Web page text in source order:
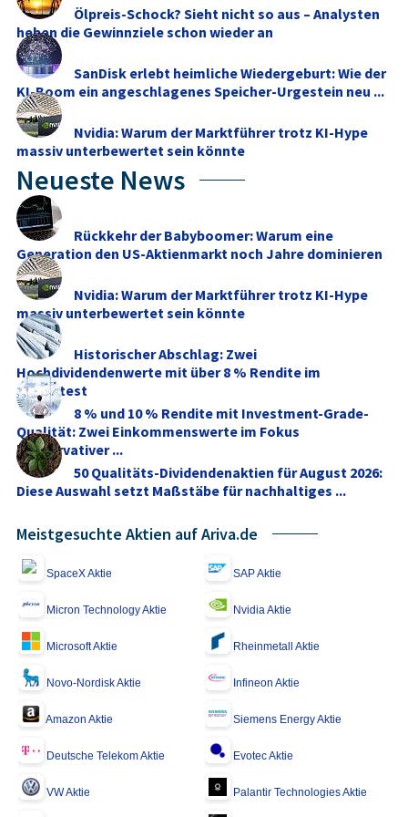
Ölpreis-Schock? Sieht nicht so aus – Analysten
heben die Gewinnziele schon wieder an
SanDisk erlebt heimliche Wiedergeburt: Wie der
KI-Boom ein angeschlagenes Speicher-Urgestein neu ...
Nvidia: Warum der Marktführer trotz KI-Hype
massiv unterbewertet sein könnte
Neueste News
Rückkehr der Babyboomer: Warum eine
Generation den US-Aktienmarkt noch Jahre dominieren
dürfte
Nvidia: Warum der Marktführer trotz KI-Hype
massiv unterbewertet sein könnte
Historischer Abschlag: Zwei
Hochdividendenwerte mit über 8 % Rendite im
Stresstest
8 % und 10 % Rendite mit Investment-Grade-
Qualität: Zwei Einkommenswerte im Fokus
konservativer ...
50 Qualitäts-Dividendenaktien für August 2026:
Diese Auswahl setzt Maßstäbe für nachhaltiges ...
Meistgesuchte Aktien auf Ariva.de
SpaceX Aktie SAP Aktie
Micron Technology Aktie Nvidia Aktie
Microsoft Aktie Rheinmetall Aktie
Novo-Nordisk Aktie Infineon Aktie
Amazon Aktie Siemens Energy Aktie
Deutsche Telekom Aktie Evotec Aktie
VW Aktie Palantir Technologies Aktie